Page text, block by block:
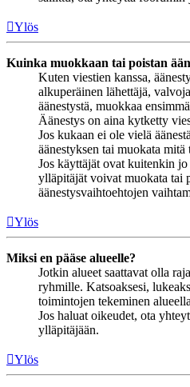
Ylös
Kuinka muokkaan tai poistan
Kuten viestien kanssa,
alkuperäinen lähettäjä,
äänestystä, muokkaa
Äänestys on aina kytketty
Jos kukaan ei ole vielä
äänestyksen tai muokata mitä
Jos käyttäjät ovat kuitenkin
ylläpitäjät voivat muokata tai
äänestysvaihtoehtojen
Ylös
Miksi en pääse alueelle?
Jotkin alueet saattavat olla
ryhmille. Katsoaksesi,
toimintojen tekeminen
Jos haluat oikeudet, ota
ylläpitäjään.
Ylös